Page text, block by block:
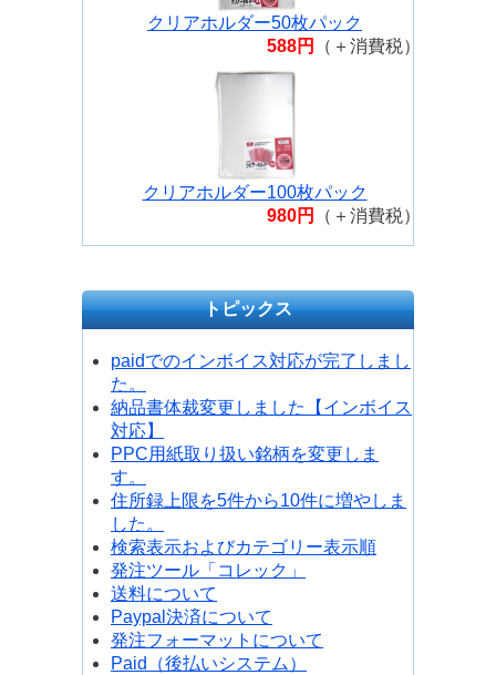
クリアホルダー50枚パック
588円
（＋消費税）
クリアホルダー100枚パック
980円
（＋消費税）
トピックス
paidでのインボイス対応が完了しまし
た。
納品書体裁変更しました【インボイス
対応】
PPC用紙取り扱い銘柄を変更しま
す。
住所録上限を5件から10件に増やしま
した。
検索表示およびカテゴリー表示順
発注ツール「コレック」
送料について
Paypal決済について
発注フォーマットについて
Paid（後払いシステム）